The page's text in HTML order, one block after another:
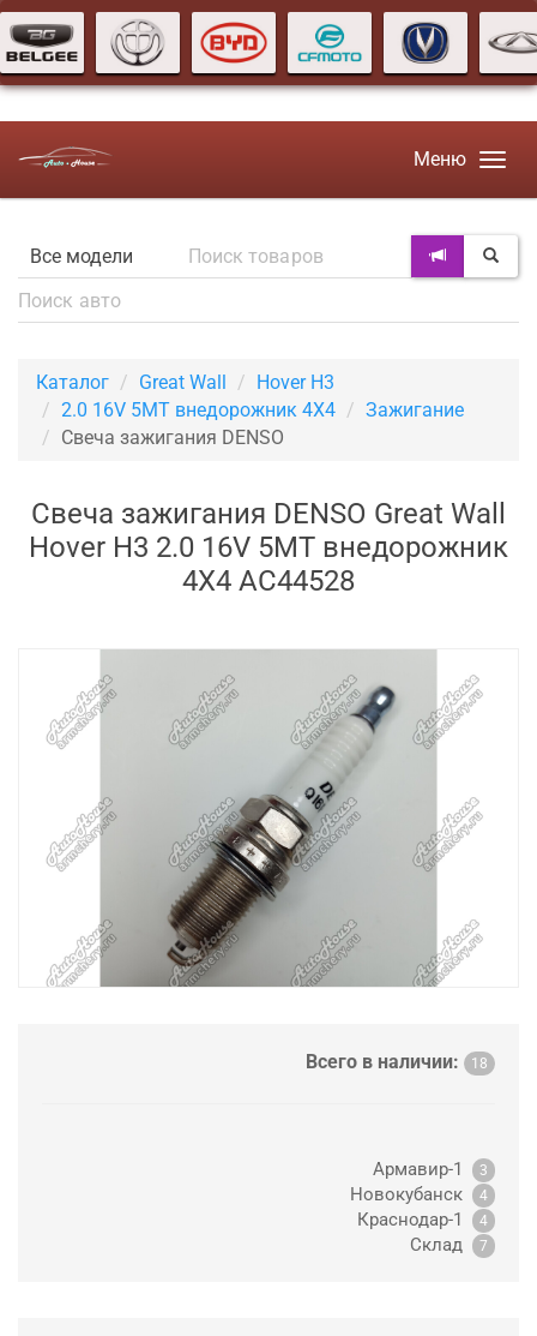
Меню
Каталог Great Wall
Hover H3
2.0 16V 5MT внедорожник 4X4
Зажигание
Свеча зажигания DENSO
Свеча зажигания DENSO Great Wall
Hover H3 2.0 16V 5MT внедорожник
4X4 AC44528
Всего в наличии: 18
Армавир-1 3
Новокубанск 4
Краснодар-1 4
Склад 7